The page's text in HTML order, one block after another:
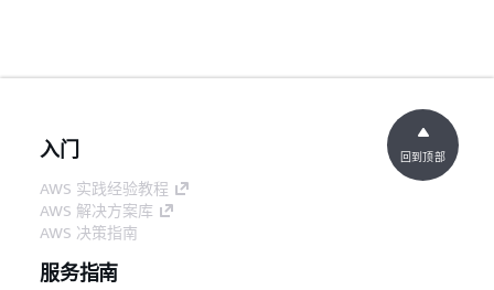
入门
AWS 实践经验教程
AWS 解决方案库
AWS 决策指南
服务指南
回到顶部